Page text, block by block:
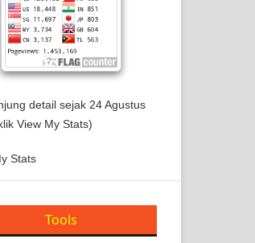
detail sejak 24 Agustus
View My Stats)
Stats
Tools